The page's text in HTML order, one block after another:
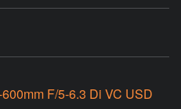
F/5-6.3 Di VC USD